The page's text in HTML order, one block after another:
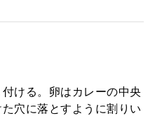
ける。卵はカレーの中央
穴に落とすように割りい